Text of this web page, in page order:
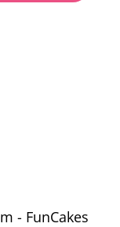
- FunCakes